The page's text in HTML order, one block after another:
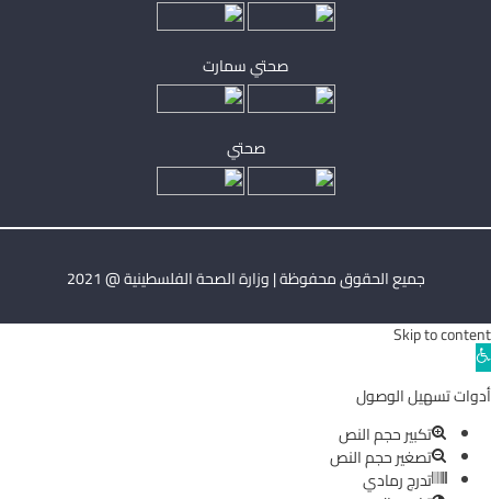
صحتي سمارت
صحتي
جميع الحقوق محفوظة | وزارة الصحة الفلسطينية @ 2021
Skip to content
Open
toolbar
أدوات تسهيل الوصول
تكبير حجم النص
تصغير حجم النص
تدرج رمادي